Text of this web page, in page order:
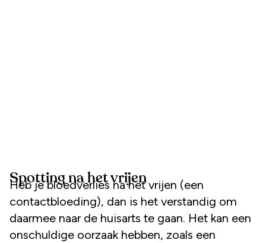
Spotting na het vrijen
Heb je bloedverlies na het vrijen (een
contactbloeding), dan is het verstandig om
daarmee naar de huisarts te gaan. Het kan een
onschuldige oorzaak hebben, zoals een